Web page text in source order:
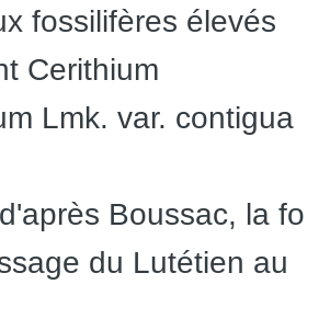
fossilifères élevés
Cerithium
Lmk. var. contigua
d'après Boussac, la fo
du Lutétien au